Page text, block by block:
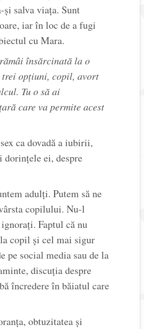
și salva viața. Sunt
iar în loc de a fugi
cu Mara.
însărcinată la o
trei opțiuni, copil, avort
Tu o să ai
care va permite acest
ca dovadă a iubirii,
dorințele ei, despre
adulți. Putem să ne
copilului. Nu-l
Faptul că nu
copil și cel mai sigur
pe social media sau de la
discuția despre
încredere în băiatul care
obtuzitatea și